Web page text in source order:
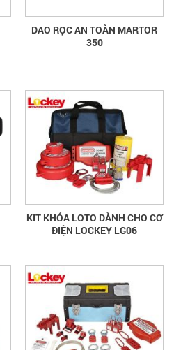
DAO RỌC AN TOÀN MARTOR
350
KIT KHÓA LOTO DÀNH CHO CƠ
ĐIỆN LOCKEY LG06